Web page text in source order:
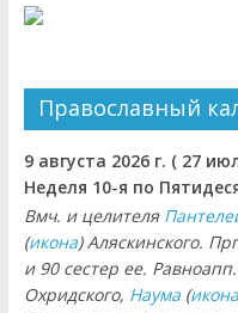
Православный
9 августа 2026 г. ( 27
Неделя 10-я по
Вмч. и целителя
(икона) Аляскинского.
и 90 сестер ее. Равноапп.
Охридского, Наума(икона